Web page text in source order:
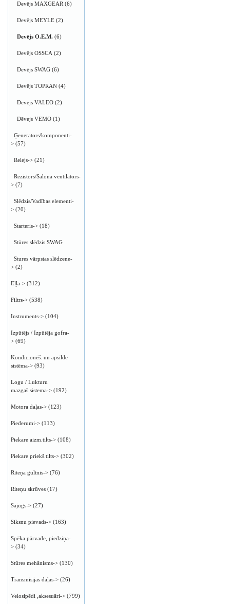
Devējs MAXGEAR (6)
Devējs MEYLE (2)
Devējs O.E.M. (6)
Devējs OSSCA (2)
Devējs SWAG (6)
Devējs TOPRAN (4)
Devējs VALEO (2)
Dēvejs VEMO (1)
Ģenerators/komponenti-
> (57)
Relejs-> (21)
Rezistors/Salona ventilators-
> (7)
Slēdzis/Vadības elementi-
> (20)
Starteris-> (18)
Stūres slēdzis SWAG
Stures vārpstas slēdzene-
> (2)
Eļļa-> (312)
Filtrs-> (538)
Instruments-> (104)
Izpūtējs / Izpūtēja gofra-
> (69)
Kondicionēš. un apsilde
sistēma-> (93)
Logu / Lukturu
mazgaš.sistema-> (192)
Motora daļas-> (123)
Piederumi-> (113)
Piekare aizm.tilts-> (108)
Piekare priekš.tilts-> (302)
Riteņa gultnis-> (76)
Riteņu skrūves (17)
Sajūgs-> (27)
Siksnu pievads-> (163)
Spēka pārvade, piedziņa-
> (34)
Stūres mehānisms-> (130)
Transmisijas daļas-> (26)
Velosipēdi ,aksesuāri-> (799)